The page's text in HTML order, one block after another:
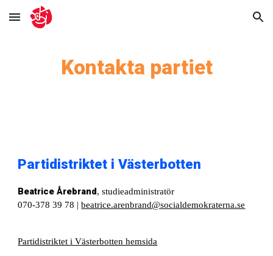
Skip to main content Skip to navigation
Kontakta partiet
Partidistriktet i Västerbotten
Beatrice Årebrand, studieadministratör
070-378 39 78 |beatrice.arenbrand@socialdemokraterna.se
Partidistriktet i Västerbotten hemsida